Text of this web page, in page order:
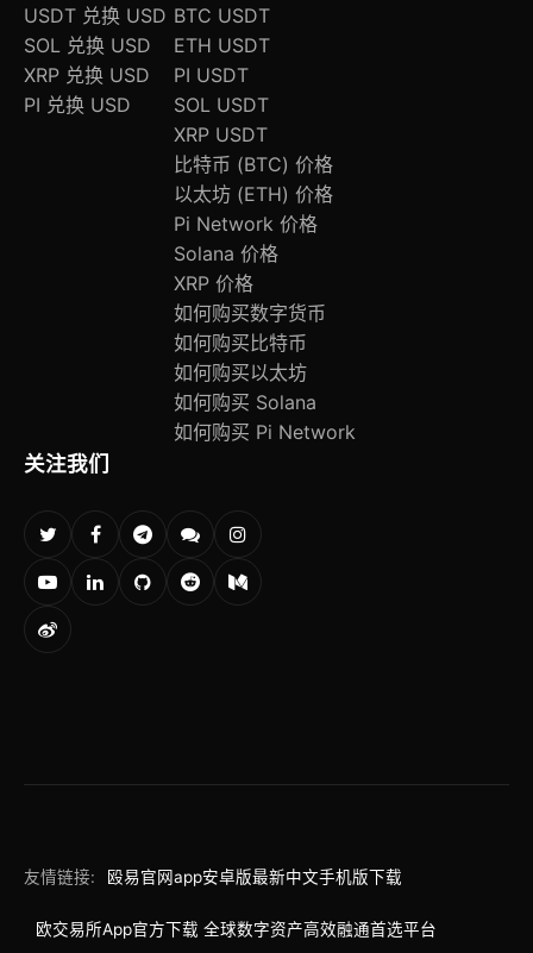
关注我们
USDT 兑换 USD
SOL 兑换 USD
XRP 兑换 USD
PI 兑换 USD
BTC USDT
ETH USDT
PI USDT
SOL USDT
XRP USDT
比特币 (BTC) 价格
以太坊 (ETH) 价格
Pi Network 价格
Solana 价格
XRP 价格
如何购买数字货币
如何购买比特币
如何购买以太坊
如何购买 Solana
如何购买 Pi Network
友情链接: 殴易官网app安卓版最新中文手机版下载
欧交易所App官方下载 全球数字资产高效融通首选平台